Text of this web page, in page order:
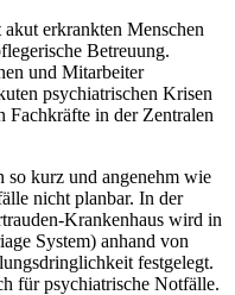
erkrankten Menschen
Betreuung.
und Mitarbeiter
psychiatrischen Krisen
Fachkräfte in der Zentralen
so kurz und angenehm wie
nicht planbar. In der
Krankenhaus wird in
System) anhand von
festgelegt.
für psychiatrische Notfälle.